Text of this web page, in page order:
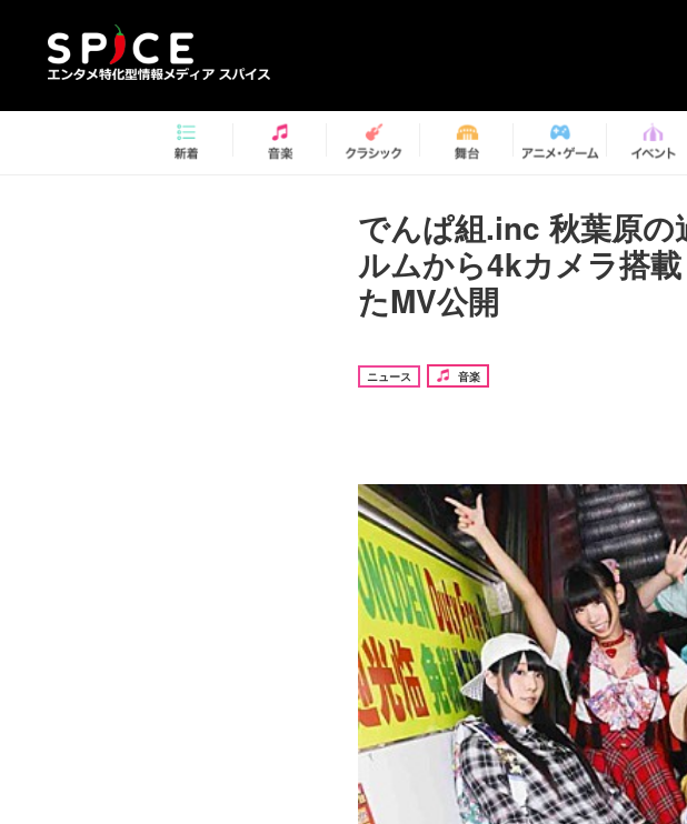
でんぱ組.inc 秋葉原の
ルムから4kカメラ搭
たMV公開
ニュース 音楽